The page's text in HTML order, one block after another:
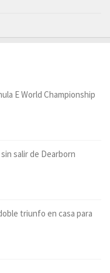
E World Championship
salir de Dearborn
triunfo en casa para